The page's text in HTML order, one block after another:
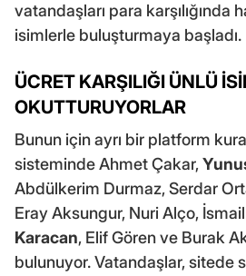
vatandaşları para karşılığında
isimlerle buluşturmaya başladı.
ÜCRET KARŞILIĞI ÜNLÜ
OKUTTURUYORLAR
Bunun için ayrı bir platform
sisteminde Ahmet Çakar,
Abdülkerim Durmaz, Serdar
Eray Aksungur, Nuri Alço,
Karacan, Elif Gören ve Burak
bulunuyor. Vatandaşlar, sitede